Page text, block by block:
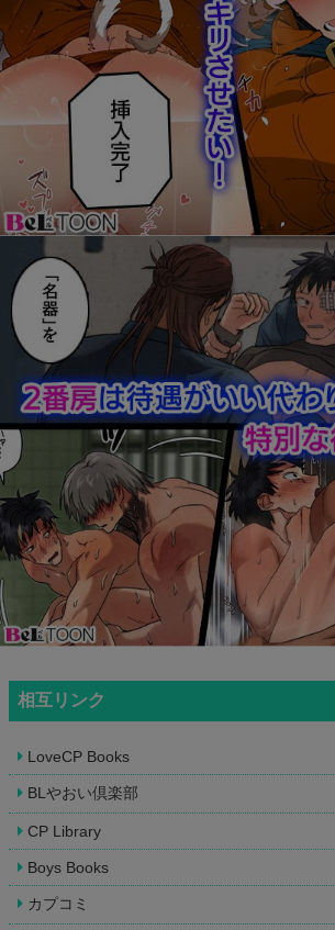
相互リンク
LoveCP Books
BLやおい倶楽部
CP Library
Boys Books
カプコミ